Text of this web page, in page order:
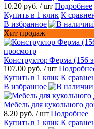
10.20 руб. / шт Подробнее
Купить в 1 клик К
В избранное
Хит продаж
просмотр
Конструктор Ферма (156
107.00 руб. / шт
Купить в 1 клик К
В избранное
Мебель для кукольного
8.20 руб. / шт Подробнее
Купить в 1 клик К